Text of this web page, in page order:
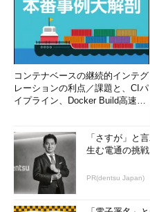
とはいえコンテンツ産業は
支柱となる規模ではない。た
なかったマンガやゲームを政
は、ハーバード大のジョセフ
ャーの強みを発揮し、ソフト
り、その外部経済効果が大き
コンテンツがもたらすイメー
そこで。複合クールジャパン
業種との連携だ。エンターテ
食といった日本の強みを組み
コンテナベースの継続的インテグ
レーションの利点／課題と、CIパ
イプライン、Docker Build高速化
「さすが」と
生む電通の挑戦
PR(dentsu Japan)